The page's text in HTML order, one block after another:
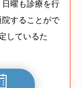
曜も診療を行
することがで
しているた